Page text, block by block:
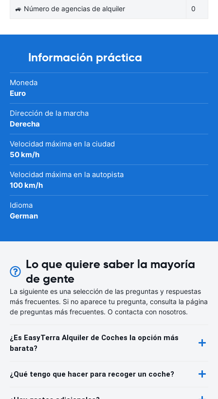
🚙 Número de agencias de alquiler 0
Información práctica
Moneda
Euro
Dirección de la marcha
Derecha
Velocidad máxima en la ciudad
50 km/h
Velocidad máxima en la autopista
100 km/h
Idioma
German
Lo que quiere saber la mayoría
de gente
La siguiente es una selección de las preguntas y respuestas
más frecuentes. Si no aparece tu pregunta, consulta la página
de preguntas más frecuentes. O contacta con nosotros.
¿Es EasyTerra Alquiler de Coches la opción más
barata?
¿Qué tengo que hacer para recoger un coche?